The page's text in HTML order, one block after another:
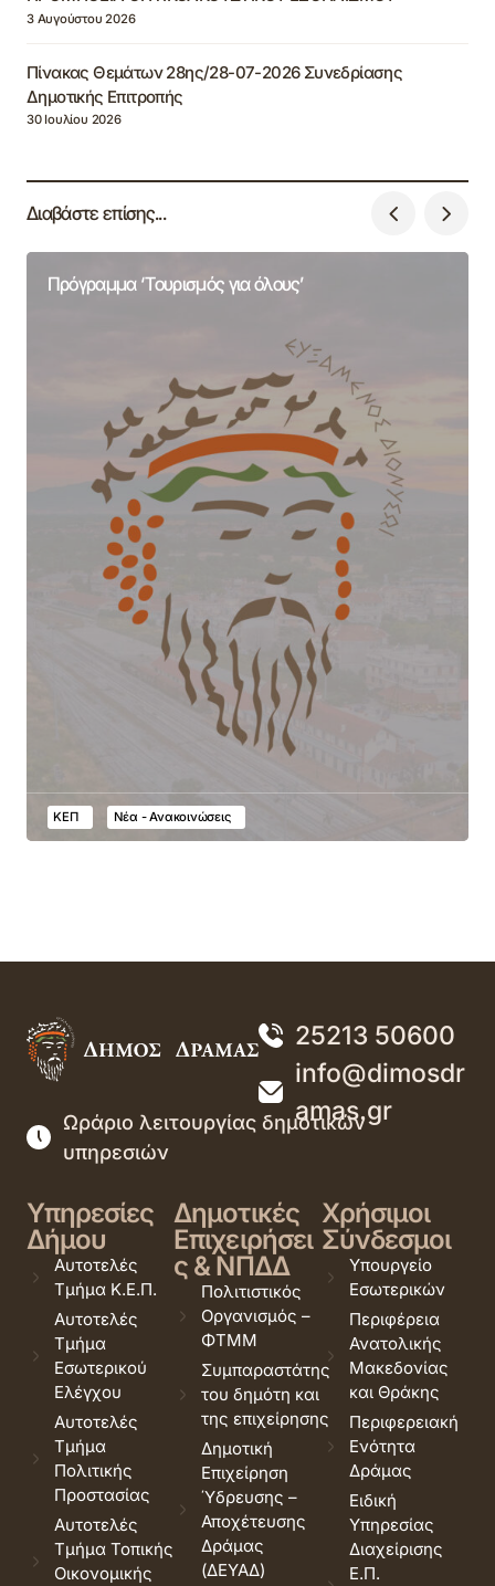
3 Αυγούστου 2026
Πίνακας Θεμάτων 28ης/28-07-2026 Συνεδρίασης
Δημοτικής Επιτροπής
30 Ιουλίου 2026
Διαβάστε επίσης...
Πρόγραμμα ‘Τουρισμός για όλους’
ΚΕΠ Νέα - Ανακοινώσεις
25213 50600
info@dimosdr
amas.gr
Ωράριο λειτουργίας δημοτικών
υπηρεσιών
Υπηρεσίες
Δήμου
Αυτοτελές
Τμήμα Κ.Ε.Π.
Αυτοτελές
Τμήμα
Εσωτερικού
Ελέγχου
Αυτοτελές
Τμήμα
Πολιτικής
Προστασίας
Αυτοτελές
Τμήμα Τοπικής
Οικονομικής
Δημοτικές
Επιχειρήσει
ς & ΝΠΔΔ
Πολιτιστικός
Οργανισμός –
ΦΤΜΜ
Συμπαραστάτης
του δημότη και
της επιχείρησης
Δημοτική
Επιχείρηση
Ύδρευσης –
Αποχέτευσης
Δράμας
(ΔΕΥΑΔ)
Χρήσιμοι
Σύνδεσμοι
Υπουργείο
Εσωτερικών
Περιφέρεια
Ανατολικής
Μακεδονίας
και Θράκης
Περιφερειακή
Ενότητα
Δράμας
Ειδική
Υπηρεσίας
Διαχείρισης
Ε.Π.